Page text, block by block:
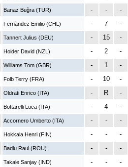
Banaz Buğra (TUR) - - -
Fernàndez Emilio (CHL) - 7 -
Tannert Julius (DEU) - 15 -
Holder David (NZL) - 2 -
Williams Tom (GBR) - 1 -
Folb Terry (FRA) - 10 -
Oldrati Enrico (ITA) - R -
Bottarelli Luca (ITA) - 4 -
Accornero Umberto (ITA) - - -
Hokkala Henri (FIN) - - -
Badiu Raul (ROU) - - -
Takale Sanjay (IND) - - -